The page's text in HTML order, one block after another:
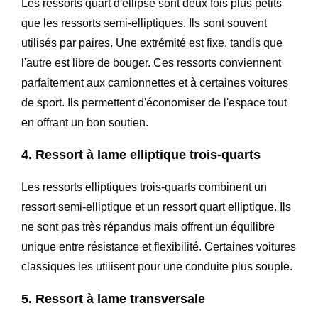
Les ressorts quart d'ellipse sont deux fois plus petits
que les ressorts semi-elliptiques. Ils sont souvent
utilisés par paires. Une extrémité est fixe, tandis que
l'autre est libre de bouger. Ces ressorts conviennent
parfaitement aux camionnettes et à certaines voitures
de sport. Ils permettent d'économiser de l'espace tout
en offrant un bon soutien.
4. Ressort à lame elliptique trois-quarts
Les ressorts elliptiques trois-quarts combinent un
ressort semi-elliptique et un ressort quart elliptique. Ils
ne sont pas très répandus mais offrent un équilibre
unique entre résistance et flexibilité. Certaines voitures
classiques les utilisent pour une conduite plus souple.
5. Ressort à lame transversale